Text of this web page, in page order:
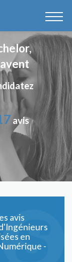
avis
avis
en
-